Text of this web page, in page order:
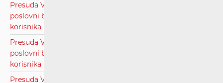
Presuda Visokog upravnog suda Republike Hrvatske,
poslovni broj: Usž-1580/2021, radi rješavanja spora između
korisnika i operatora javnih komunikacijskih usluga.pdf
Presuda Visokog upravnog suda Republike Hrvatske,
poslovni broj: Usž-2078/2021, radi rješavanja spora između
korisnika i operatora javnih komunikacijskih usluga.pdf
Presuda Visokog upravnog suda Republike Hrvatske,